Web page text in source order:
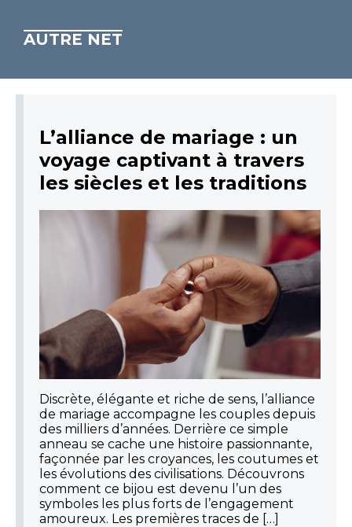
AUTRE NET
L’alliance de mariage : un
voyage captivant à travers
les siècles et les traditions
Discrète, élégante et riche de sens, l’alliance
de mariage accompagne les couples depuis
des milliers d’années. Derrière ce simple
anneau se cache une histoire passionnante,
façonnée par les croyances, les coutumes et
les évolutions des civilisations. Découvrons
comment ce bijou est devenu l’un des
symboles les plus forts de l’engagement
amoureux. Les premières traces de […]